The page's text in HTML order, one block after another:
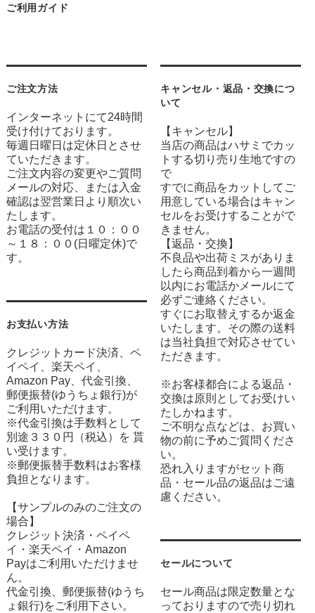
ご利用ガイド
ご注文方法
インターネットにて24時間
受け付けております。
毎週日曜日は定休日とさせ
ていただきます。
ご注文内容の変更やご質問
メールの対応、または入金
確認は翌営業日より順次い
たします。
お電話の受付は１０：００
～１８：００(日曜定休)で
す。
お支払い方法
クレジットカード決済、ペ
イペイ、楽天ペイ、
Amazon Pay、代金引換、
郵便振替(ゆうちょ銀行)が
ご利用いただけます。
※代金引換は手数料として
別途３３０円（税込）を 貰
い受けます。
※郵便振替手数料はお客様
負担となります。
【サンプルのみのご注文の
場合】
クレジット決済・ペイペ
イ・楽天ペイ・Amazon
Payはご利用いただけませ
ん。
代金引換、郵便振替(ゆうち
ょ銀行)をご利用下さい。
キャンセル・返品・交換につ
いて
【キャンセル】
当店の商品はハサミでカッ
トする切り売り生地ですの
で
すでに商品をカットしてご
用意している場合はキャン
セルをお受けすることがで
きません。
【返品・交換】
不良品や出荷ミスがありま
したら商品到着から一週間
以内にお電話かメールにて
必ずご連絡ください。
すぐにお取替えするか返金
いたします。その際の送料
は当社負担で対応させてい
ただきます。
※お客様都合による返品・
交換は原則としてお受けい
たしかねます。
ご不明な点などは、お買い
物の前に予めご質問くださ
い。
恐れ入りますがセット商
品・セール品の返品はご遠
慮ください。
セールについて
セール商品は限定数量とな
っておりますので売り切れ